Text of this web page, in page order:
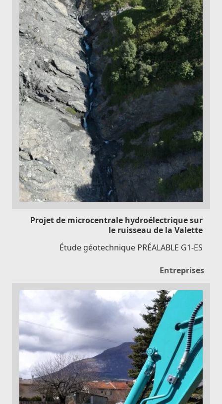
Projet de microcentrale hydroélectrique sur
le ruisseau de la Valette
Étude géotechnique PRÉALABLE G1-ES
Entreprises